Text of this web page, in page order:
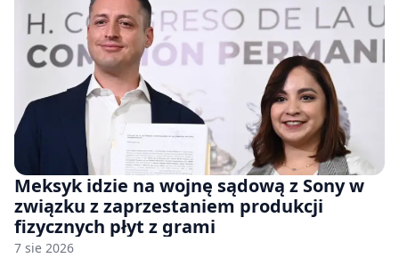
Meksyk idzie na wojnę sądową z Sony w
związku z zaprzestaniem produkcji
fizycznych płyt z grami
7 sie 2026